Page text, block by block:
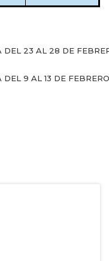
DEL 23 AL 28 DE
DEL 9 AL 13 DE